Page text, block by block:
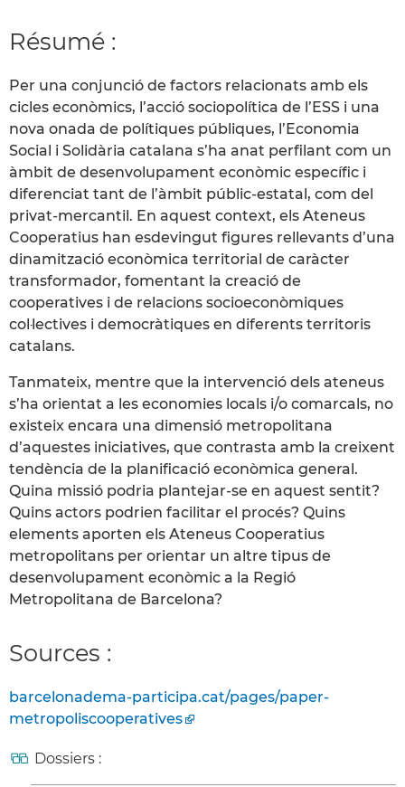
Résumé :
Per una conjunció de factors relacionats amb els
cicles econòmics, l’acció sociopolítica de l’ESS i una
nova onada de polítiques públiques, l’Economia
Social i Solidària catalana s’ha anat perfilant com un
àmbit de desenvolupament econòmic específic i
diferenciat tant de l’àmbit públic-estatal, com del
privat-mercantil. En aquest context, els Ateneus
Cooperatius han esdevingut figures rellevants d’una
dinamització econòmica territorial de caràcter
transformador, fomentant la creació de
cooperatives i de relacions socioeconòmiques
col·lectives i democràtiques en diferents territoris
catalans.
Tanmateix, mentre que la intervenció dels ateneus
s’ha orientat a les economies locals i/o comarcals, no
existeix encara una dimensió metropolitana
d’aquestes iniciatives, que contrasta amb la creixent
tendència de la planificació econòmica general.
Quina missió podria plantejar-se en aquest sentit?
Quins actors podrien facilitar el procés? Quins
elements aporten els Ateneus Cooperatius
metropolitans per orientar un altre tipus de
desenvolupament econòmic a la Regió
Metropolitana de Barcelona?
Sources :
barcelonadema-participa.cat/pages/paper-
metropoliscooperatives
Dossiers :